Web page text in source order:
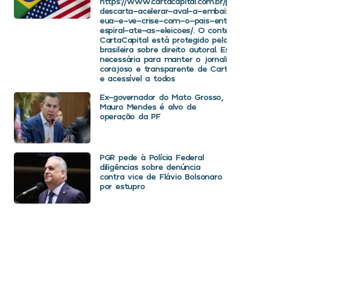
descarta-acelerar-aval-a-embaixador-dos-
eua-e-ve-crise-com-o-pais-entrar-em-
espiral-ate-as-eleicoes/. O conteúdo de
CartaCapital está protegido pela legislação
brasileira sobre direito autoral. Essa defesa é
necessária para manter o jornalismo
corajoso e transparente de CartaCapital vivo
e acessível a todos
Ex-governador do Mato Grosso,
Mauro Mendes é alvo de
operação da PF
PGR pede à Polícia Federal
diligências sobre denúncia
contra vice de Flávio Bolsonaro
por estupro